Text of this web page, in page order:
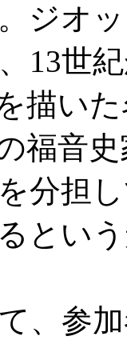
ジオ
13世
描い
福音
分担
とい
、参